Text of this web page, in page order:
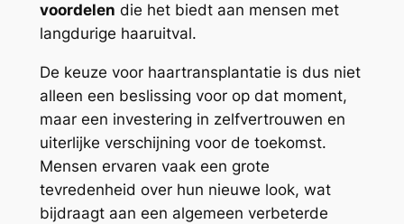
voordelen die het biedt aan mensen met
langdurige haaruitval.
De keuze voor haartransplantatie is dus niet
alleen een beslissing voor op dat moment,
maar een investering in zelfvertrouwen en
uiterlijke verschijning voor de toekomst.
Mensen ervaren vaak een grote
tevredenheid over hun nieuwe look, wat
bijdraagt aan een algemeen verbeterde